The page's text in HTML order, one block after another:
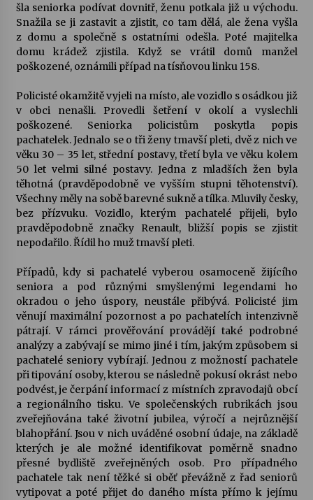
Vysočinka
17. 7. 2026
Ozvěny prázdnin
14. 7. 2026
Za kulturou kousek za Humpolec. V Želivě ožije
odkaz Josefa Čapka
13. 7. 2026
Varhanní recitál Michala Novenka v Klášteře
Želiv
3. 7. 2026
Petr Adamec – Malovaný svět
30. 6. 2026
šla seniorka podívat dovnitř, ženu potkala již u východu.
Snažila se ji zastavit a zjistit, co tam dělá, ale žena vyšla
z domu a společně s ostatními odešla. Poté majitelka
domu krádež zjistila. Když se vrátil domů manžel
poškozené, oznámili případ na tísňovou linku 158.
Policisté okamžitě vyjeli na místo, ale vozidlo s osádkou již
v obci nenašli. Provedli šetření v okolí a vyslechli
poškozené. Seniorka policistům poskytla popis
pachatelek. Jednalo se o tři ženy tmavší pleti, dvě z nich ve
věku 30 – 35 let, střední postavy, třetí byla ve věku kolem
50 let velmi silné postavy. Jedna z mladších žen byla
těhotná (pravděpodobně ve vyšším stupni těhotenství).
Všechny měly na sobě barevné sukně a tílka. Mluvily česky,
bez přízvuku. Vozidlo, kterým pachatelé přijeli, bylo
pravděpodobně značky Renault, bližší popis se zjistit
nepodařilo. Řídil ho muž tmavší pleti.
Případů, kdy si pachatelé vyberou osamoceně žijícího
seniora a pod různými smyšlenými legendami ho
okradou o jeho úspory, neustále přibývá. Policisté jim
věnují maximální pozornost a po pachatelích intenzivně
pátrají. V rámci prověřování provádějí také podrobné
analýzy a zabývají se mimo jiné i tím, jakým způsobem si
pachatelé seniory vybírají. Jednou z možností pachatele
při tipování osoby, kterou se následně pokusí okrást nebo
podvést, je čerpání informací z místních zpravodajů obcí
a regionálního tisku. Ve společenských rubrikách jsou
zveřejňována také životní jubilea, výročí a nejrůznější
blahopřání. Jsou v nich uváděné osobní údaje, na základě
kterých je ale možné identifikovat poměrně snadno
přesné bydliště zveřejněných osob. Pro případného
pachatele tak není těžké si oběť převážně z řad seniorů
vytipovat a poté přijet do daného místa přímo k jejímu